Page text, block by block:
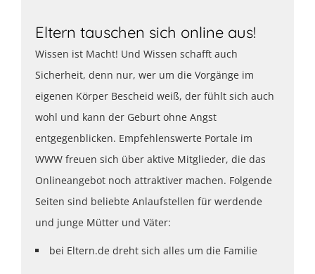
Eltern tauschen sich online aus!
Wissen ist Macht! Und Wissen schafft auch
Sicherheit, denn nur, wer um die Vorgänge im
eigenen Körper Bescheid weiß, der fühlt sich auch
wohl und kann der Geburt ohne Angst
entgegenblicken. Empfehlenswerte Portale im
WWW freuen sich über aktive Mitglieder, die das
Onlineangebot noch attraktiver machen. Folgende
Seiten sind beliebte Anlaufstellen für werdende
und junge Mütter und Väter:
bei Eltern.de dreht sich alles um die Familie